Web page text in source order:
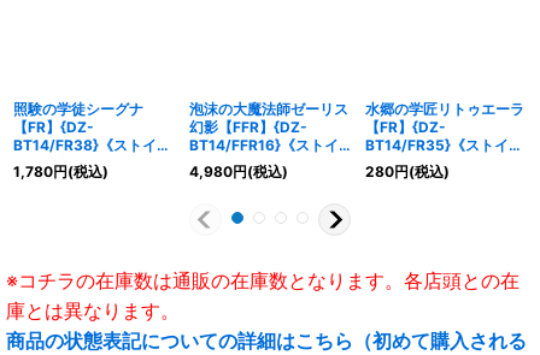
照験の学徒シーグナ
【FR】{DZ-
BT14/FR38}《ストイケ
イア》
1,780円(税込)
泡沫の大魔法師ゼーリス
幻影【FFR】{DZ-
BT14/FFR16}《ストイ
ケイア》
4,980円(税込)
水郷の学匠リトゥエーラ
【FR】{DZ-
BT14/FR35}《ストイケ
イア》
280円(税込)
※コチラの在庫数は通販の在庫数となります。各店頭との在
庫とは異なります。
商品の状態表記についての詳細はこちら（初めて購入される